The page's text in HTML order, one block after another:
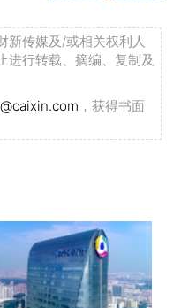
新传媒及/或相关权利人
进行转载、摘编、复制及
，获得书面